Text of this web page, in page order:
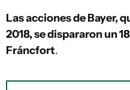
Las acciones de Bayer,
2018, se dispararon un
Fráncfort.